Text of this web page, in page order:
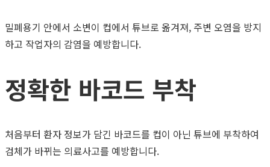
밀폐용기 안에서 소변이 컵에서 튜브로 옮겨져, 주변 오염을 방지
하고 작업자의 감염을 예방합니다.
정확한 바코드 부착
처음부터 환자 정보가 담긴 바코드를 컵이 아닌 튜브에 부착하여
검체가 바뀌는 의료사고를 예방합니다.